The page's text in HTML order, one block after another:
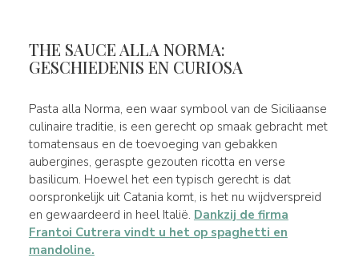
THE SAUCE ALLA NORMA:
GESCHIEDENIS EN CURIOSA
Pasta alla Norma, een waar symbool van de Siciliaanse
culinaire traditie, is een gerecht op smaak gebracht met
tomatensaus en de toevoeging van gebakken
aubergines, geraspte gezouten ricotta en verse
basilicum. Hoewel het een typisch gerecht is dat
oorspronkelijk uit Catania komt, is het nu wijdverspreid
en gewaardeerd in heel Italië. Dankzij de firma
Frantoi Cutrera vindt u het op spaghetti en
mandoline.